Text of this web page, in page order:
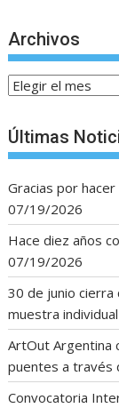
Archivos
Últimas
Gracias por
07/19/2026
Hace diez años
07/19/2026
30 de junio cierra
muestra
ArtOut Argentina
puentes a través
Convocatoria